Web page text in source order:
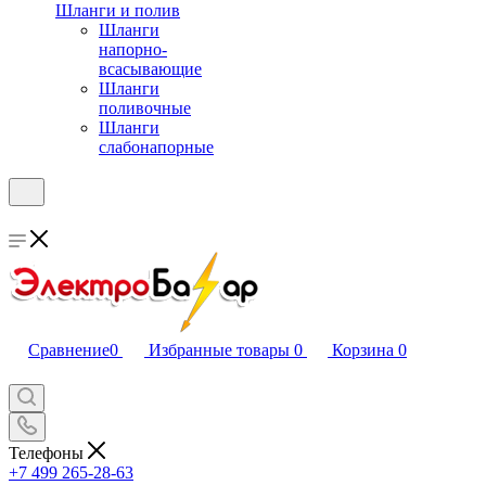
Шланги и полив
Шланги
напорно-
всасывающие
Шланги
поливочные
Шланги
слабонапорные
Сравнение0 Избранные товары 0 Корзина 0
Телефоны
+7 499 265-28-63